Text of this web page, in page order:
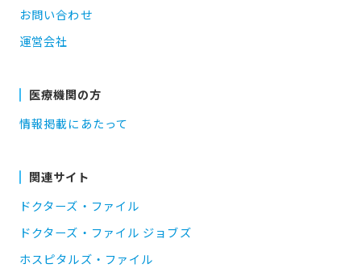
お問い合わせ
運営会社
医療機関の方
情報掲載にあたって
関連サイト
ドクターズ・ファイル
ドクターズ・ファイル ジョブズ
ホスピタルズ・ファイル